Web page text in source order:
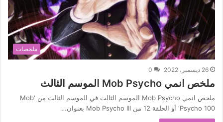
ملخصات
26 ديسمبر، 2022 0
ملخص انمي Mob Psycho الموسم الثالث
ملخص انمي Mob Psycho الموسم الثالث في الموسم الثالث من ‘Mob
Psycho 100‘ أو الحلقة 12 من Mob Psycho III بعنوان…